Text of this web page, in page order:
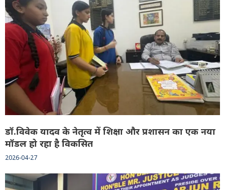
डॉ.विवेक यादव के नेतृत्व में शिक्षा और प्रशासन का एक नया
मॉडल हो रहा है विकसित
2026-04-27